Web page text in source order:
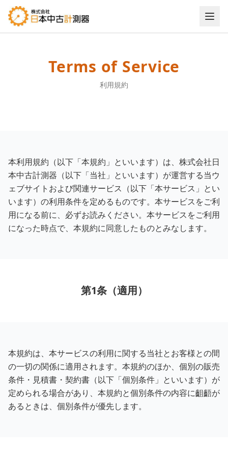
Terms of Service
利用規約
本利用規約（以下「本規約」といいます）は、株式会社日
本中古計測器（以下「当社」といいます）が運営する当ウ
ェブサイトおよび関連サービス（以下「本サービス」とい
います）の利用条件を定めるものです。本サービスをご利
用になる前に、必ずお読みください。本サービスをご利用
になった時点で、本規約に同意したものとみなします。
第1条（適用）
本規約は、本サービスの利用に関する当社とお客様との間
の一切の関係に適用されます。本規約のほか、個別の販売
条件・見積書・契約書（以下「個別条件」といいます）が
定められる場合があり、本規約と個別条件の内容に齟齬が
あるときは、個別条件が優先します。